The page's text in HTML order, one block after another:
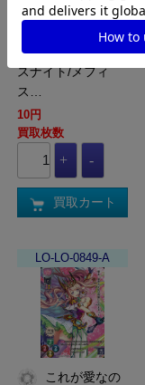
スナイト/メフィ
ス…
10円
買取枚数
買取カート
LO-LO-0849-A